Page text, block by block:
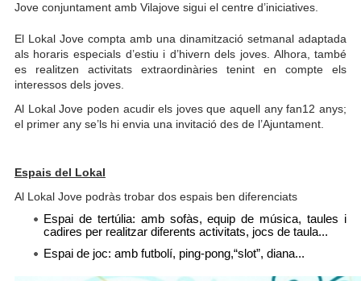
Jove conjuntament amb Vilajove sigui el centre d’iniciatives.
El Lokal Jove compta amb una dinamització setmanal adaptada
als horaris especials d’estiu i d’hivern dels joves. Alhora, també
es realitzen activitats extraordinàries tenint en compte els
interessos dels joves.
Al Lokal Jove poden acudir els joves que aquell any fan12 anys;
el primer any se’ls hi envia una invitació des de l’Ajuntament.
Espais del Lokal
Al Lokal Jove podràs trobar dos espais ben diferenciats
Espai de tertúlia: amb sofàs, equip de música, taules i
cadires per realitzar diferents activitats, jocs de taula...
Espai de joc: amb futbolí, ping-pong,“slot”, diana...